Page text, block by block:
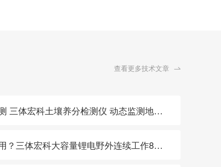
查看更多技术文章
· 特色农产品地标产区巡测 三体宏科土壤养分检测仪 动态监测地块肥力支撑品质统一
· 土壤快检设备续航不够用？三体宏科大容量锂电野外连续工作8小时